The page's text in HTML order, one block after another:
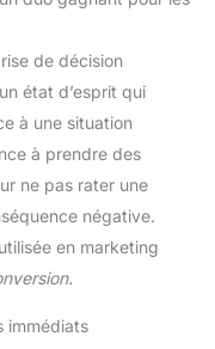
de décision
état d’esprit qui
à une situation
à prendre des
ne pas rater une
négative.
en marketing
immédiats